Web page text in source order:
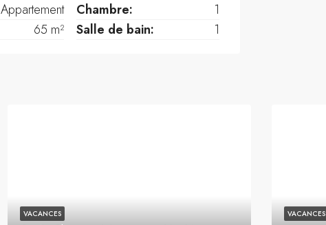
Appartement
65 m²
Chambre:
1
Salle de bain:
1
VACANCES VACANCES